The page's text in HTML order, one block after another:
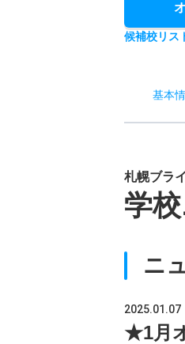
候補校リス
基本
札幌ブラ
学
ニ
2025.01.07
★1月